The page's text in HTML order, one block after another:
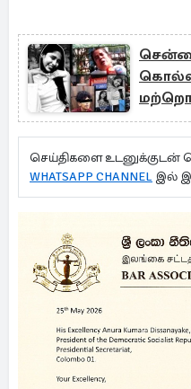
செய்திகளை உடனுக்குடன்
WHATSAPP CHANNEL இல்